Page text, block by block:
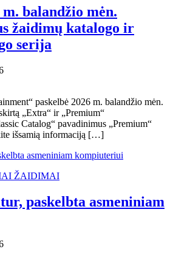
balandžio mėn.
žaidimų katalogo ir
serija
paskelbė 2026 m. balandžio mėn.
„Extra“ ir „Premium“
Catalog“ pavadinimus „Premium“
išsamią informaciją […]
ŽAIDIMAI
paskelbta asmeniniam